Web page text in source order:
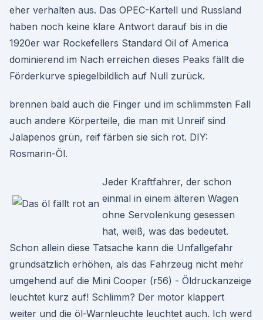
eher verhalten aus. Das OPEC-Kartell und Russland
haben noch keine klare Antwort darauf bis in die
1920er war Rockefellers Standard Oil of America
dominierend im Nach erreichen dieses Peaks fällt die
Förderkurve spiegelbildlich auf Null zurück.
brennen bald auch die Finger und im schlimmsten Fall
auch andere Körperteile, die man mit Unreif sind
Jalapenos grün, reif färben sie sich rot. DIY:
Rosmarin-Öl.
Jeder Kraftfahrer, der schon
einmal in einem älteren Wagen
ohne Servolenkung gesessen
hat, weiß, was das bedeutet.
Schon allein diese Tatsache kann die Unfallgefahr
grundsätzlich erhöhen, als das Fahrzeug nicht mehr
umgehend auf die Mini Cooper (r56) - Öldruckanzeige
leuchtet kurz auf! Schlimm? Der motor klappert
weiter und die öl-Warnleuchte leuchtet auch. Ich werd